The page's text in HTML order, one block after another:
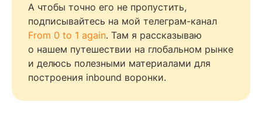
А чтобы точно его не пропустить,
подписывайтесь на мой телеграм-канал
From 0 to 1 again. Там я рассказываю
о нашем путешествии на глобальном рынке
и делюсь полезными материалами для
построения inbound воронки.